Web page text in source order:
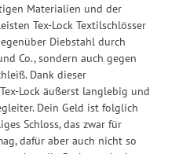
Materialien und der
Tex-Lock Textilschlösser
Diebstahl durch
Co., sondern auch gegen
Dank dieser
Lock äußerst langlebig und
Dein Geld ist folglich
Schloss, das zwar für
dafür aber auch nicht so